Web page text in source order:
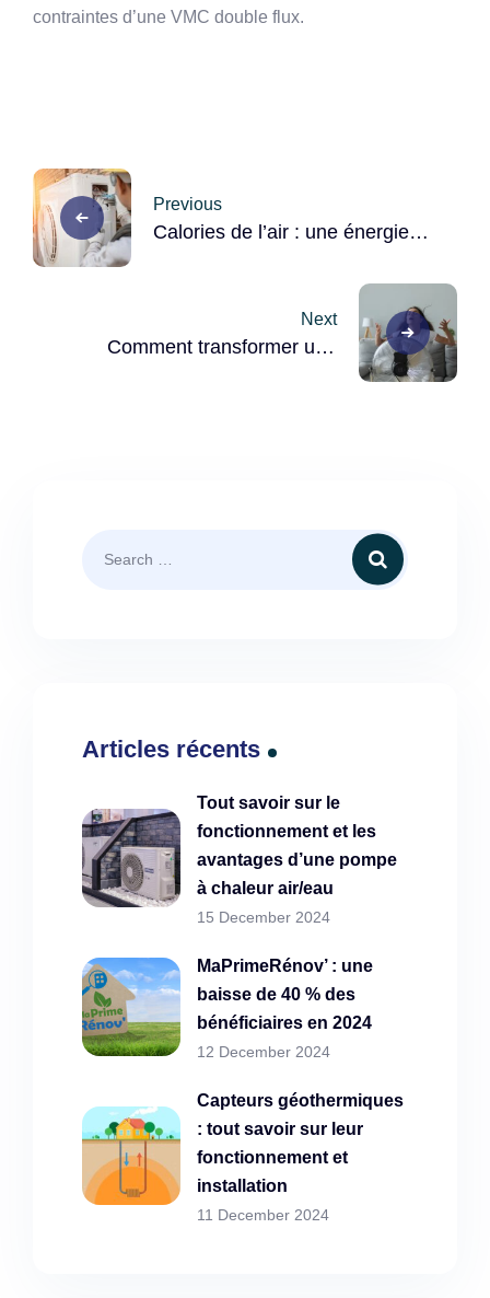
contraintes d’une VMC double flux.
Post
navigation
Previous
Calories de l’air : une énergie
rafraîchir votre habitation
Next
Comment transformer une
Articles récents
Tout savoir sur le
fonctionnement et les
avantages d’une pompe
à chaleur air/eau
15 December 2024
MaPrimeRénov’ : une
baisse de 40 % des
bénéficiaires en 2024
12 December 2024
Capteurs géothermiques
: tout savoir sur leur
fonctionnement et
installation
11 December 2024